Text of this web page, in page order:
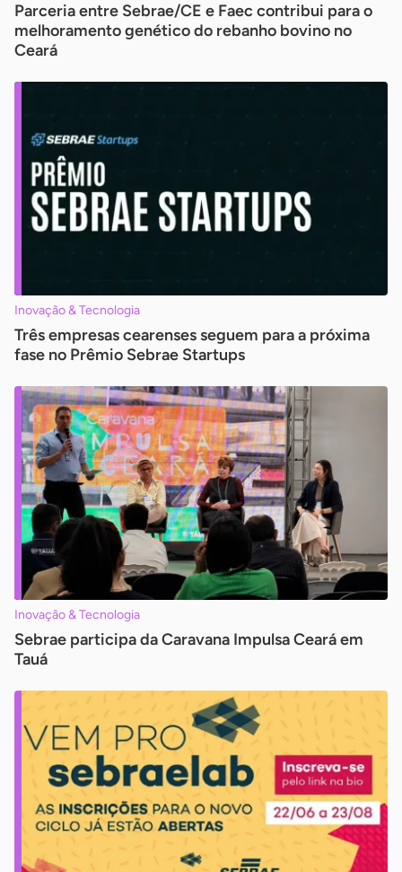
Parceria entre Sebrae/CE e Faec contribui para o
melhoramento genético do rebanho bovino no
Ceará
Inovação & Tecnologia
Três empresas cearenses seguem para a próxima
fase no Prêmio Sebrae Startups
Inovação & Tecnologia
Sebrae participa da Caravana Impulsa Ceará em
Tauá